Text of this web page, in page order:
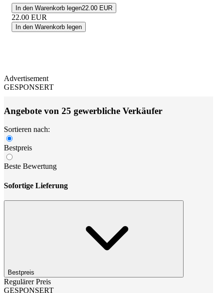
In den Warenkorb legen22.00 EUR
22.00 EUR
In den Warenkorb legen
Advertisement
GESPONSERT
Angebote von 25 gewerbliche Verkäufer
Sortieren nach:
Bestpreis
Beste Bewertung
Sofortige Lieferung
Bestpreis
Regulärer Preis
GESPONSERT